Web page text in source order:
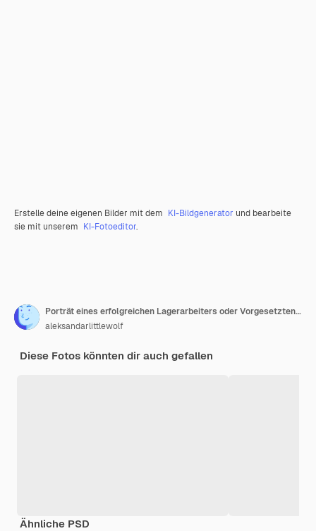
Erstelle deine eigenen Bilder mit dem KI-Bildgenerator und bearbeite
sie mit unserem KI-Fotoeditor.
Porträt eines erfolgreichen Lagerarbeiters oder Vorgesetzten mit verschränkten Armen, der im großen Lagerverteilungsbereich steht
aleksandarlittlewolf
Diese Fotos könnten dir auch gefallen
Ähnliche PSD